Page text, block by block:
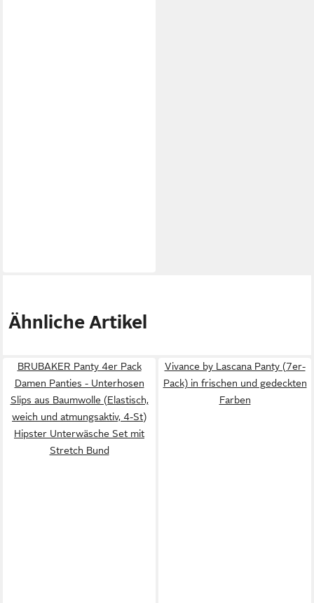
Ähnliche Artikel
BRUBAKER Panty 4er Pack
Damen Panties - Unterhosen
Slips aus Baumwolle (Elastisch,
weich und atmungsaktiv, 4-St)
Hipster Unterwäsche Set mit
Stretch Bund
Vivance by Lascana Panty (7er-
Pack) in frischen und gedeckten
Farben